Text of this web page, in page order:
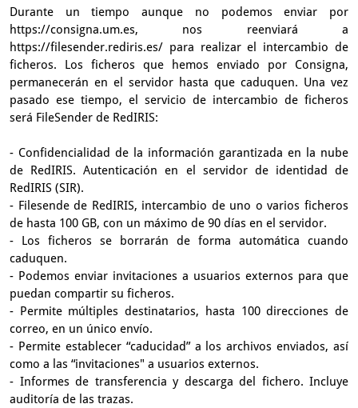
Durante un tiempo aunque no podemos enviar por
https://consigna.um.es, nos reenviará a
https://filesender.rediris.es/ para realizar el intercambio de
ficheros. Los ficheros que hemos enviado por Consigna,
permanecerán en el servidor hasta que caduquen. Una vez
pasado ese tiempo, el servicio de intercambio de ficheros
será FileSender de RedIRIS:
- Confidencialidad de la información garantizada en la nube
de RedIRIS. Autenticación en el servidor de identidad de
RedIRIS (SIR).
- Filesende de RedIRIS, intercambio de uno o varios ficheros
de hasta 100 GB, con un máximo de 90 días en el servidor.
- Los ficheros se borrarán de forma automática cuando
caduquen.
- Podemos enviar invitaciones a usuarios externos para que
puedan compartir su ficheros.
- Permite múltiples destinatarios, hasta 100 direcciones de
correo, en un único envío.
- Permite establecer “caducidad” a los archivos enviados, así
como a las “invitaciones" a usuarios externos.
- Informes de transferencia y descarga del fichero. Incluye
auditoría de las trazas.